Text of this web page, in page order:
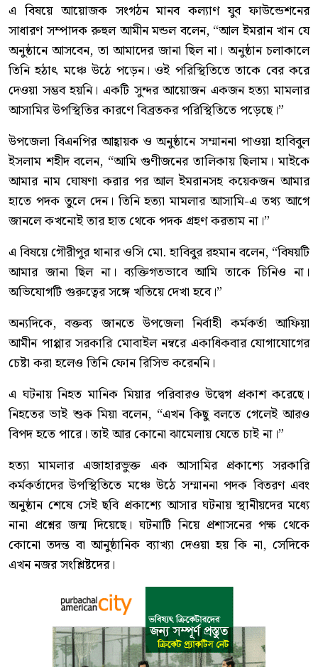
এ বিষয়ে আয়োজক সংগঠন মানব কল্যাণ যুব ফাউন্ডেশনের
সাধারণ সম্পাদক রুহুল আমীন মন্ডল বলেন, “আল ইমরান খান যে
অনুষ্ঠানে আসবেন, তা আমাদের জানা ছিল না। অনুষ্ঠান চলাকালে
তিনি হঠাৎ মঞ্চে উঠে পড়েন। ওই পরিস্থিতিতে তাকে বের করে
দেওয়া সম্ভব হয়নি। একটি সুন্দর আয়োজন একজন হত্যা মামলার
আসামির উপস্থিতির কারণে বিব্রতকর পরিস্থিতিতে পড়েছে।”
উপজেলা বিএনপির আহ্বায়ক ও অনুষ্ঠানে সম্মাননা পাওয়া হাবিবুল
ইসলাম শহীদ বলেন, “আমি গুণীজনের তালিকায় ছিলাম। মাইকে
আমার নাম ঘোষণা করার পর আল ইমরানসহ কয়েকজন আমার
হাতে পদক তুলে দেন। তিনি হত্যা মামলার আসামি-এ তথ্য আগে
জানলে কখনোই তার হাত থেকে পদক গ্রহণ করতাম না।”
এ বিষয়ে গৌরীপুর থানার ওসি মো. হাবিবুর রহমান বলেন, “বিষয়টি
আমার জানা ছিল না। ব্যক্তিগতভাবে আমি তাকে চিনিও না।
অভিযোগটি গুরুত্বের সঙ্গে খতিয়ে দেখা হবে।”
অন্যদিকে, বক্তব্য জানতে উপজেলা নির্বাহী কর্মকর্তা আফিয়া
আমীন পাপ্পার সরকারি মোবাইল নম্বরে একাধিকবার যোগাযোগের
চেষ্টা করা হলেও তিনি ফোন রিসিভ করেননি।
এ ঘটনায় নিহত মানিক মিয়ার পরিবারও উদ্বেগ প্রকাশ করেছে।
নিহতের ভাই শুক মিয়া বলেন, “এখন কিছু বলতে গেলেই আরও
বিপদ হতে পারে। তাই আর কোনো ঝামেলায় যেতে চাই না।”
হত্যা মামলার এজাহারভুক্ত এক আসামির প্রকাশ্যে সরকারি
কর্মকর্তাদের উপস্থিতিতে মঞ্চে উঠে সম্মাননা পদক বিতরণ এবং
অনুষ্ঠান শেষে সেই ছবি প্রকাশ্যে আসার ঘটনায় স্থানীয়দের মধ্যে
নানা প্রশ্নের জন্ম দিয়েছে। ঘটনাটি নিয়ে প্রশাসনের পক্ষ থেকে
কোনো তদন্ত বা আনুষ্ঠানিক ব্যাখ্যা দেওয়া হয় কি না, সেদিকে
এখন নজর সংশ্লিষ্টদের।